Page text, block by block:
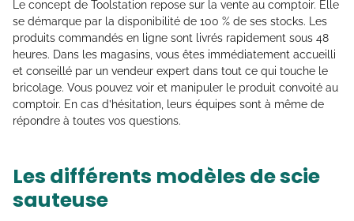
Le concept de Toolstation repose sur la vente au comptoir. Elle
se démarque par la disponibilité de 100 % de ses stocks. Les
produits commandés en ligne sont livrés rapidement sous 48
heures. Dans les magasins, vous êtes immédiatement accueilli
et conseillé par un vendeur expert dans tout ce qui touche le
bricolage. Vous pouvez voir et manipuler le produit convoité au
comptoir. En cas d’hésitation, leurs équipes sont à même de
répondre à toutes vos questions.
Les différents modèles de scie
sauteuse